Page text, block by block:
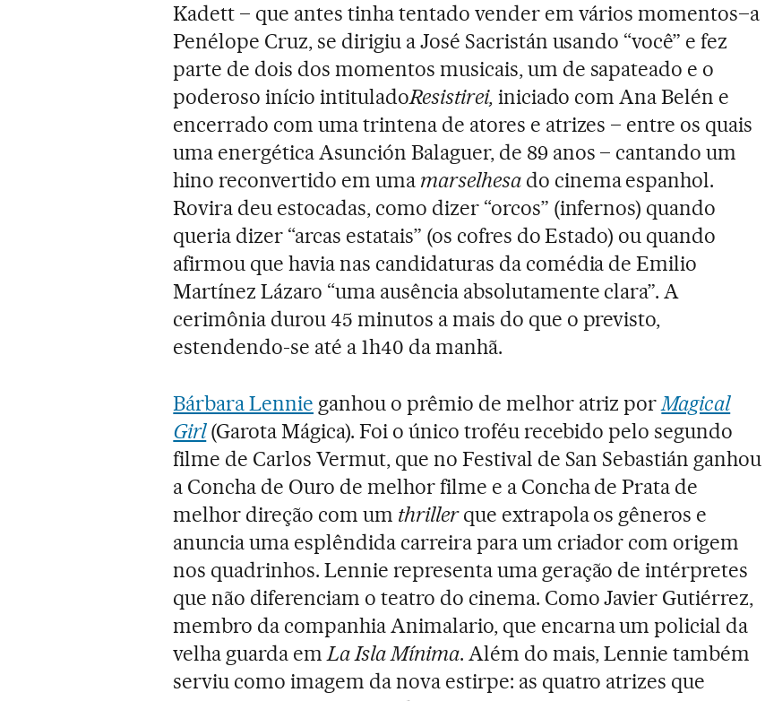
Kadett – que antes tinha tentado vender em vários momentos–a
Penélope Cruz, se dirigiu a José Sacristán usando “você” e fez
parte de dois dos momentos musicais, um de sapateado e o
poderoso início intituladoResistirei, iniciado com Ana Belén e
encerrado com uma trintena de atores e atrizes – entre os quais
uma energética Asunción Balaguer, de 89 anos – cantando um
hino reconvertido em uma marselhesado cinema espanhol.
Rovira deu estocadas, como dizer “orcos” (infernos) quando
queria dizer “arcas estatais” (os cofres do Estado) ou quando
afirmou que havia nas candidaturas da comédia de Emilio
Martínez Lázaro “uma ausência absolutamente clara”. A
cerimônia durou 45 minutos a mais do que o previsto,
estendendo-se até a 1h40 da manhã.
Bárbara Lennie ganhou o prêmio de melhor atriz porMagical
Girl(Garota Mágica). Foi o único troféu recebido pelo segundo
filme de Carlos Vermut, que no Festival de San Sebastián ganhou
a Concha de Ouro de melhor filme e a Concha de Prata de
melhor direção com um thrillerque extrapola os gêneros e
anuncia uma esplêndida carreira para um criador com origem
nos quadrinhos. Lennie representa uma geração de intérpretes
que não diferenciam o teatro do cinema. Como Javier Gutiérrez,
membro da companhia Animalario, que encarna um policial da
velha guarda emLa Isla Mínima. Além do mais, Lennie também
serviu como imagem da nova estirpe: as quatro atrizes que